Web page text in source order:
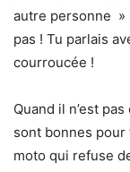
autre personne »
pas ! Tu parlais
courroucée !
Quand il n’est
sont bonnes pour
moto qui refuse